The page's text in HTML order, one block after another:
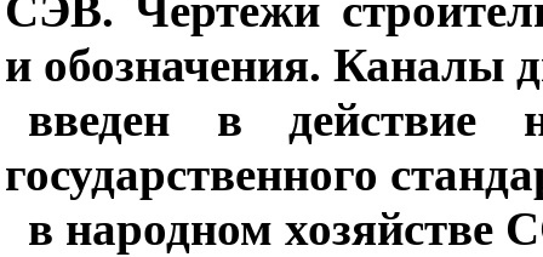
СЭВ. Чертежи
и обозначения. Каналы
введен в действие
государственного
в народном хозяйстве